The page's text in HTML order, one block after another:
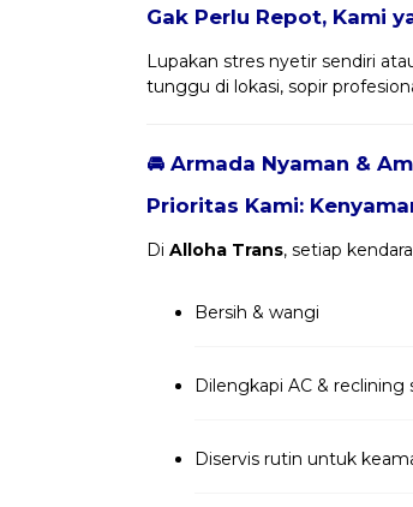
Gak Perlu Repot, Kami
Lupakan stres nyetir sendiri
tunggu di lokasi, sopir
🚘 Armada Nyaman &
Prioritas Kami:
Di Alloha Trans, setiap
Bersih & wangi
Dilengkapi AC & reclining
Diservis rutin untuk